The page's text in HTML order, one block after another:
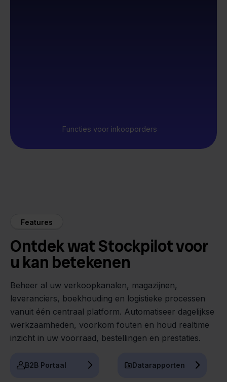
Functies voor inkooporders
Features
Ontdek wat Stockpilot voor
u kan betekenen
Beheer al uw verkoopkanalen, magazijnen,
leveranciers, boekhouding en logistieke processen
vanuit één centraal platform. Automatiseer dagelijkse
werkzaamheden, voorkom fouten en houd realtime
inzicht in uw voorraad, bestellingen en prestaties.
B2B Portaal Datarapporten